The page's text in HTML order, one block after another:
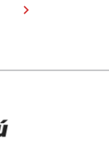
chevron_right